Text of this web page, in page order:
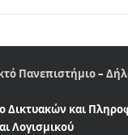
Πανεπιστήμιο–
Δικτυακών και
Λογισμικού